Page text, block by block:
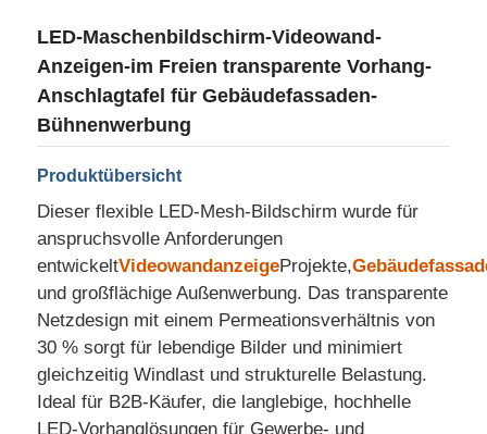
Qualitätskontrolle
Kontakt
Nachrichten
Alle Fälle
Angebot anfordern
LED -Netzbildschirm
LED-Maschenbildschirm-Videowand-
Anzeigen-im Freien transparente Vorhang-
Anschlagtafel für Gebäudefassaden-
Bühnenwerbung
Produktübersicht
Dieser flexible LED-Mesh-Bildschirm wurde für
anspruchsvolle Anforderungen
entwickeltVideowandanzeigeProjekte,
und großflächige Außenwerbung. Das transparente
Netzdesign mit einem Permeationsverhältnis von
30 % sorgt für lebendige Bilder und minimiert
gleichzeitig Windlast und strukturelle Belastung.
Ideal für B2B-Käufer, die langlebige, hochhelle
LED-Vorhanglösungen für Gewerbe- und